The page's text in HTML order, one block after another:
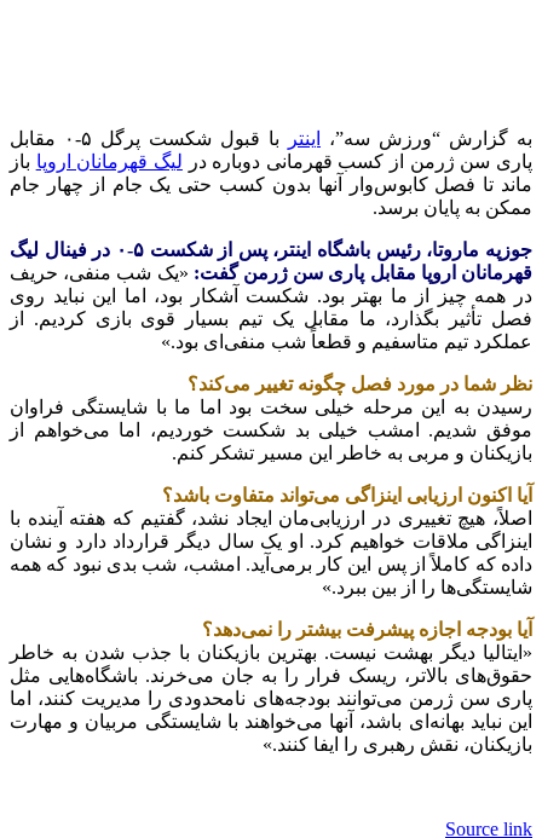
به گزارش “ورزش سه”، اینتر
با قبول شکست پرگل ۵-۰ مقابل
پاری‌ سن ژرمن از کسب قهرمانی دوباره در لیگ قهرمانان اروپا باز
ماند تا فصل کابوس‌وار آنها بدون کسب حتی یک جام از چهار جام
ممکن به پایان برسد.
جوزپه ماروتا، رئیس باشگاه اینتر، پس از شکست ۵-۰ در فینال لیگ
قهرمانان اروپا مقابل پاری سن ژرمن گفت: «یک شب منفی، حریف
در همه چیز از ما بهتر بود. شکست آشکار بود، اما این نباید روی
فصل تأثیر بگذارد، ما مقابل یک تیم بسیار قوی بازی کردیم. از
عملکرد تیم متاسفیم و قطعاً شب منفی‌ای بود.»
نظر شما در مورد فصل چگونه تغییر می‌کند؟
رسیدن به این مرحله خیلی سخت بود اما ما با شایستگی فراوان
موفق شدیم. امشب خیلی بد شکست خوردیم، اما می‌خواهم از
بازیکنان و مربی به خاطر این مسیر تشکر کنم.
آیا اکنون ارزیابی اینزاگی می‌تواند متفاوت باشد؟
اصلاً، هیچ تغییری در ارزیابی‌مان ایجاد نشد، گفتیم که هفته آینده با
اینزاگی ملاقات خواهیم کرد. او یک سال دیگر قرارداد دارد و نشان
داده که کاملاً از پس این کار برمی‌آید. امشب، شب بدی نبود که همه
شایستگی‌ها را از بین ببرد.»
آیا بودجه اجازه پیشرفت بیشتر را نمی‌دهد؟
«ایتالیا دیگر بهشت ​​نیست. بهترین بازیکنان با جذب شدن به خاطر
حقوق‌های بالاتر، ریسک فرار را به جان می‌خرند. باشگاه‌هایی مثل
پاری سن ژرمن می‌توانند بودجه‌های نامحدودی را مدیریت کنند، اما
این نباید بهانه‌ای باشد، آنها می‌خواهند با شایستگی مربیان و مهارت
بازیکنان، نقش رهبری را ایفا کنند.»
Source link